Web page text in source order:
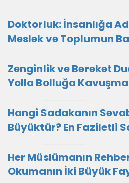
Doktorluk: İnsanlığa
Meslek ve Toplumun
Zenginlik ve Bereket
Yolla Bolluğa
Hangi Sadakanın
Büyüktür? En Faziletli
Her Müslümanın
Okumanın İki Büyük